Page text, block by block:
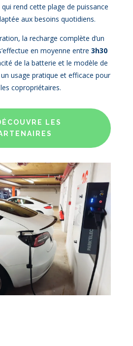
rend cette plage de puissance
aux besoins quotidiens.
la recharge complète d’un
en moyenne entre3h30
de la batterie et le modèle de
usage pratique et efficace pour
copropriétaires.
LES